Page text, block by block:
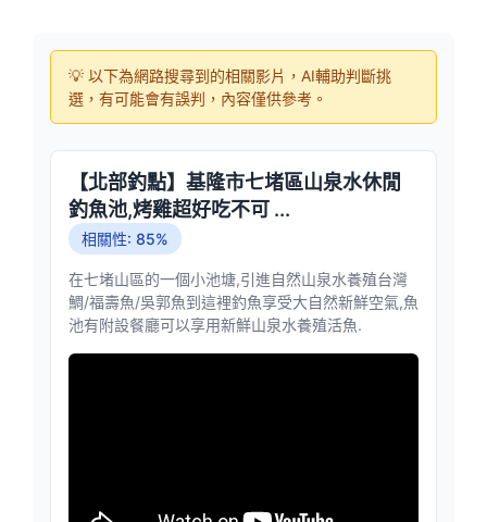
💡 以下為網路搜尋到的相關影片，AI輔助判斷挑
選，有可能會有誤判，內容僅供參考。
【北部釣點】基隆市七堵區山泉水休閒
釣魚池,烤雞超好吃不可 ...
相關性: 85%
在七堵山區的一個小池塘,引進自然山泉水養殖台灣
鯛/福壽魚/吳郭魚到這裡釣魚享受大自然新鮮空氣,魚
池有附設餐廳可以享用新鮮山泉水養殖活魚.